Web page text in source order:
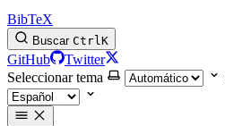
BibTeX
Buscar CtrlK
GitHub
Twitter
Seleccionar tema